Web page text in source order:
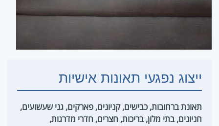
ייצוג נפגעי תאונות אישיות
תאונת ברחובות, כבישים, קניונים, פארקים, גני שעשועים,
חניונים, בתי מלון, בריכות, חצרים, חדרי מדרגות,